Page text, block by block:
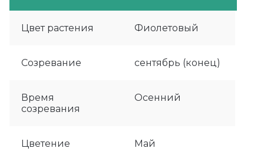
Цвет растения Фиолетовый
Созревание сентябрь (конец)
Время
созревания
Осенний
Цветение Май